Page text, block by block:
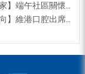
懷行動 維港口腔始創人親臨社區慰問
跨境學童港校通活動 助力搭建深港兩地家庭溝通「橋樑」